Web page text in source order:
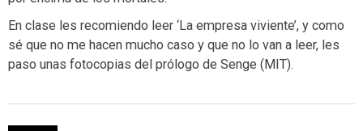
En clase les recomiendo leer ‘La empresa viviente’, y como
sé que no me hacen mucho caso y que no lo van a leer, les
paso unas fotocopias del prólogo de Senge (MIT).